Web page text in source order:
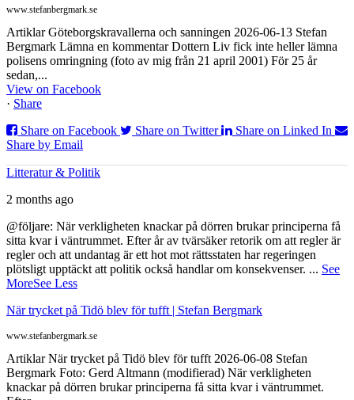
www.stefanbergmark.se
Artiklar Göteborgskravallerna och sanningen 2026-06-13 Stefan
Bergmark Lämna en kommentar Dottern Liv fick inte heller lämna
polisens omringning (foto av mig från 21 april 2001) För 25 år
sedan,...
View on Facebook
· Share
Share on Facebook
Share on Twitter
Share on Linked In
Share by Email
Litteratur & Politik
2 months ago
@följare: När verkligheten knackar på dörren brukar principerna få
sitta kvar i väntrummet. Efter år av tvärsäker retorik om att regler är
regler och att undantag är ett hot mot rättsstaten har regeringen
plötsligt upptäckt att politik också handlar om konsekvenser. ... See
MoreSee Less
När trycket på Tidö blev för tufft | Stefan Bergmark
www.stefanbergmark.se
Artiklar När trycket på Tidö blev för tufft 2026-06-08 Stefan
Bergmark Foto: Gerd Altmann (modifierad) När verkligheten
knackar på dörren brukar principerna få sitta kvar i väntrummet.